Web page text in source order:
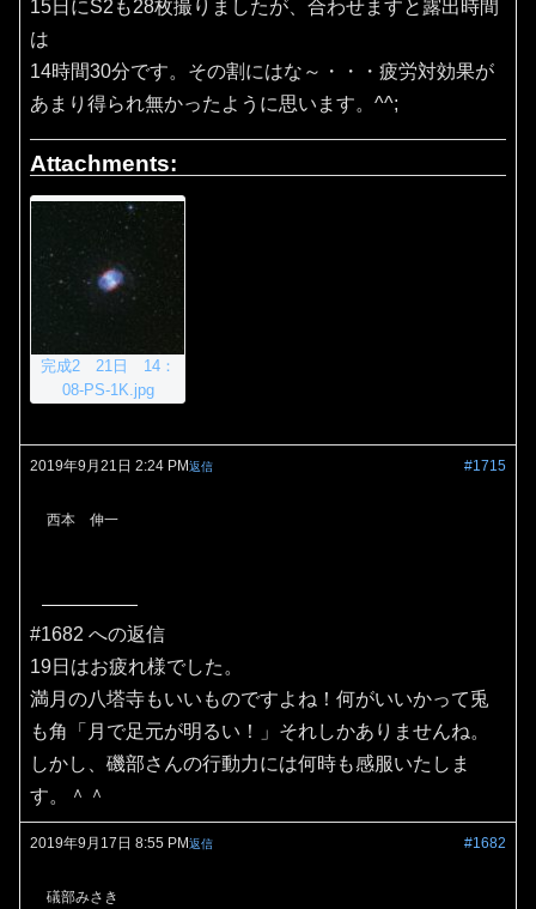
15日にS2も28枚撮りましたが、合わせますと露出時間
は
14時間30分です。その割にはな～・・・疲労対効果が
あまり得られ無かったように思います。^^;
Attachments:
完成2 21日 14：
08-PS-1K.jpg
2019年9月21日 2:24 PM #1715
返信
西本 伸一
#1682 への返信
19日はお疲れ様でした。
満月の八塔寺もいいものですよね！何がいいかって兎
も角「月で足元が明るい！」それしかありませんね。
しかし、磯部さんの行動力には何時も感服いたしま
す。＾＾
2019年9月17日 8:55 PM #1682
返信
礒部みさき